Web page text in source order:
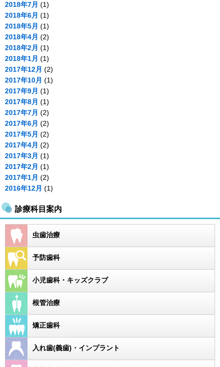
2018年7月 (1)
2018年6月 (1)
2018年5月 (1)
2018年4月 (2)
2018年2月 (1)
2018年1月 (1)
2017年12月 (2)
2017年10月 (1)
2017年9月 (1)
2017年8月 (1)
2017年7月 (2)
2017年6月 (2)
2017年5月 (2)
2017年4月 (2)
2017年3月 (1)
2017年2月 (1)
2017年1月 (2)
2016年12月 (1)
診療科目案内
虫歯治療
予防歯科
小児歯科・キッズクラブ
根管治療
矯正歯科
入れ歯(義歯)・インプラント